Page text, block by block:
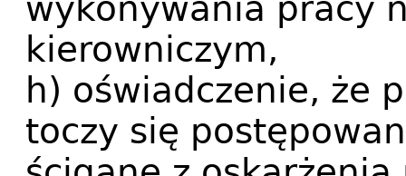
wykonywania pracy
kierowniczym,
h) oświadczenie, że
toczy się